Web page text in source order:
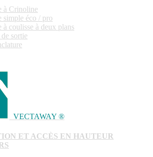
à Crinoline
simple éco / pro
à coulisse à deux plans
sortie
VECTAWAY ®
ET ACCÈS EN HAUTEUR